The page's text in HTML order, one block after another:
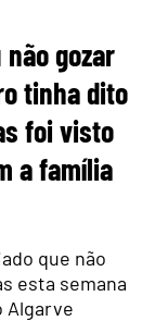
gozar
tinha dito
foi visto
a família
que não
esta semana
Algarve